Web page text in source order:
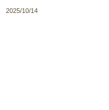
2025/10/14